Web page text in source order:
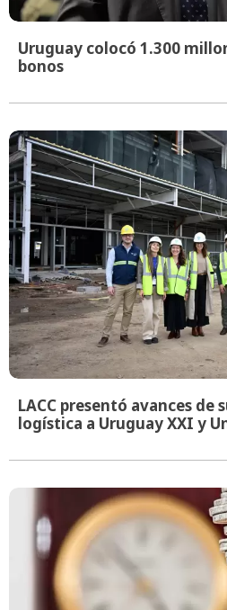
Uruguay colocó 1.300
bonos
LACC presentó avances de
logística a Uruguay XXI y